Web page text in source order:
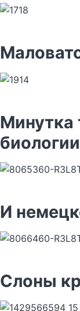
Минутка
биологии
И
Слоны